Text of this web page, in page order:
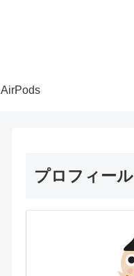
AirPods
プロフィール